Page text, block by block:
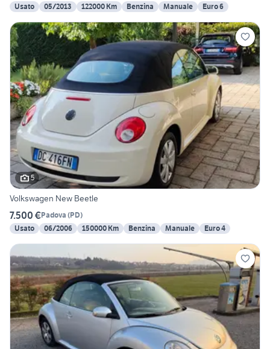
Usato
05/2013 122000 Km Benzina Manuale Euro 6
5
Volkswagen New Beetle
7.500 €Padova (PD)
Usato
06/2006 150000 Km Benzina Manuale Euro 4